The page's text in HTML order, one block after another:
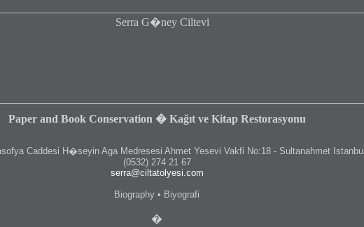
Paper and Book Conservation � Kağıt ve Kitap Restorasyonu
Caddesi H�seyin Aga Medresesi Ahmet Yesevi Vakfi No:18 - Sultanahmet Istanbul
(0532) 274 21 67
serra@ciltatolyesi.com
Biography • Biyografi
�